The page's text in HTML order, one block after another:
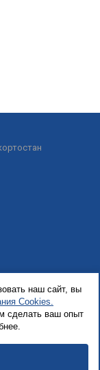
наш сайт, вы
Cookies.
сделать ваш опыт